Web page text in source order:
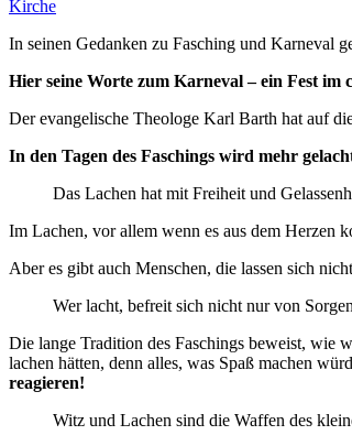
Kirche
In seinen Gedanken zu Fasching und Karneval
Hier seine Worte zum Karneval – ein Fest
Der evangelische Theologe Karl Barth hat auf
In den Tagen des Faschings wird mehr
Das Lachen hat mit Freiheit und
Im Lachen, vor allem wenn es aus dem Herzen
Aber es gibt auch Menschen, die lassen sich
Wer lacht, befreit sich nicht nur von
Die lange Tradition des Faschings beweist, wie
lachen hätten, denn alles, was Spaß machen
reagieren!
Witz und Lachen sind die Waffen des